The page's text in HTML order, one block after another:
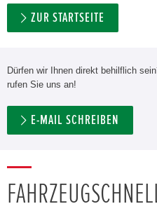
ZUR STARTSEITE
Dürfen wir Ihnen direkt behilflich
rufen Sie uns an!
E-MAIL SCHREIBEN